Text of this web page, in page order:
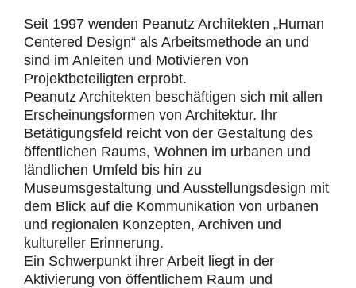
Seit 1997 wenden Peanutz Architekten „Human
Centered Design“ als Arbeitsmethode an und
sind im Anleiten und Motivieren von
Projektbeteiligten erprobt.
Peanutz Architekten beschäftigen sich mit allen
Erscheinungsformen von Architektur. Ihr
Betätigungsfeld reicht von der Gestaltung des
öffentlichen Raums, Wohnen im urbanen und
ländlichen Umfeld bis hin zu
Museumsgestaltung und Ausstellungsdesign mit
dem Blick auf die Kommunikation von urbanen
und regionalen Konzepten, Archiven und
kultureller Erinnerung.
Ein Schwerpunkt ihrer Arbeit liegt in der
Aktivierung von öffentlichem Raum und